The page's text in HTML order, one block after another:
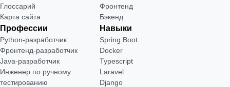
Глоссарий
Карта сайта
Фронтенд
Бэкенд
Профессии
Python-разработчик
Фронтенд-разработчик
Java-разработчик
Инженер по ручному
тестированию
Навыки
Spring Boot
Docker
Typescript
Laravel
Django